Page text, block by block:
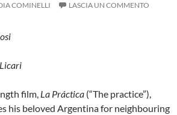
COMINELLI LASCIA UN COMMENTO
film, La Práctica (“The practice”),
his beloved Argentina for neighbouring